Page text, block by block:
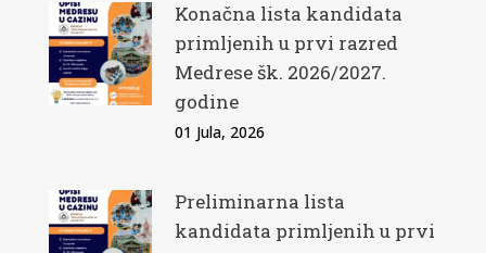
Konačna lista kandidata
primljenih u prvi razred
Medrese šk. 2026/2027.
godine
01 Jula, 2026
Preliminarna lista
kandidata primljenih u prvi